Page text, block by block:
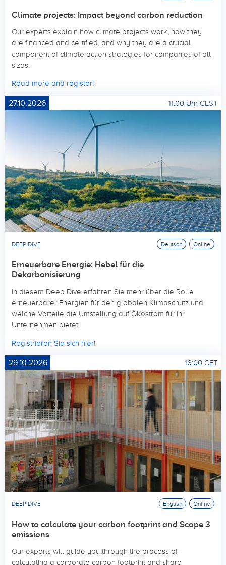
Climate projects: Impact beyond carbon reduction
Our experts explain how climate projects work, how they
are financed and certified, and why they are a crucial
component of climate action strategies for companies of all
sizes.
Read more and register!
27.10.2026 11:00 Uhr CEST
DEEP DIVE Deutsch Online
Erneuerbare Energie: Hebel für die
Dekarbonisierung
In diesem Deep Dive erfahren Sie mehr über die Rolle
erneuerbarer Energien für den globalen Klimaschutz und
welche Vorteile die Umstellung auf Ökostrom für Ihr
Unternehmen bietet.
Registrieren Sie sich hier!
29.10.2026 16:00 CET
DEEP DIVE English Online
How to calculate your carbon footprint and Scope 3
emissions
Our experts will guide you through the process of
calculating a corporate carbon footprint and share